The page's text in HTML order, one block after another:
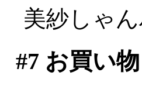
美紗しゃ
#7 お買い